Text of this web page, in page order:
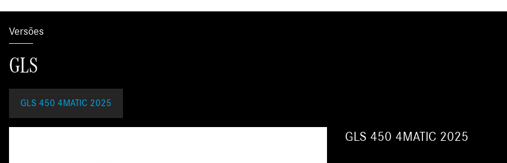
Versões
GLS
GLS 450 4MATIC 2025
GLS 450 4MATIC 2025